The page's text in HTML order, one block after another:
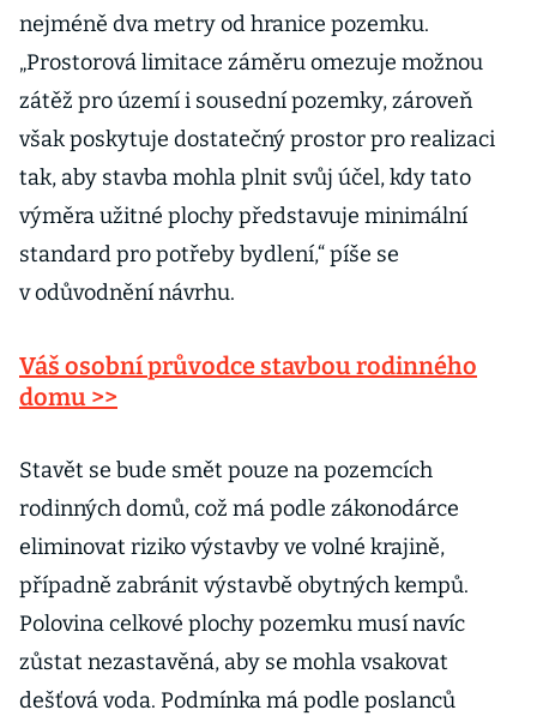
nejméně dva metry od hranice pozemku.
„Prostorová limitace záměru omezuje možnou
zátěž pro území i sousední pozemky, zároveň
však poskytuje dostatečný prostor pro realizaci
tak, aby stavba mohla plnit svůj účel, kdy tato
výměra užitné plochy představuje minimální
standard pro potřeby bydlení,“ píše se
v odůvodnění návrhu.
Váš osobní průvodce stavbou rodinného
domu >>
Stavět se bude smět pouze na pozemcích
rodinných domů, což má podle zákonodárce
eliminovat riziko výstavby ve volné krajině,
případně zabránit výstavbě obytných kempů.
Polovina celkové plochy pozemku musí navíc
zůstat nezastavěná, aby se mohla vsakovat
dešťová voda. Podmínka má podle poslanců